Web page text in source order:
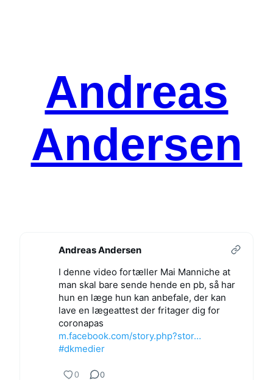
Andreas
Andersen
Andreas Andersen
I denne video fortæller Mai Manniche at
man skal bare sende hende en pb, så har
hun en læge hun kan anbefale, der kan
lave en lægeattest der fritager dig for
coronapas
m.facebook.com/story.php?stor…
#dkmedier
0 0